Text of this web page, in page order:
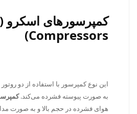
Compressors)
این نوع کمپرسور با استفاده از دو
به صورت پیوسته فشرده می‌کند.
هوای فشرده در حجم بالا و به صورت